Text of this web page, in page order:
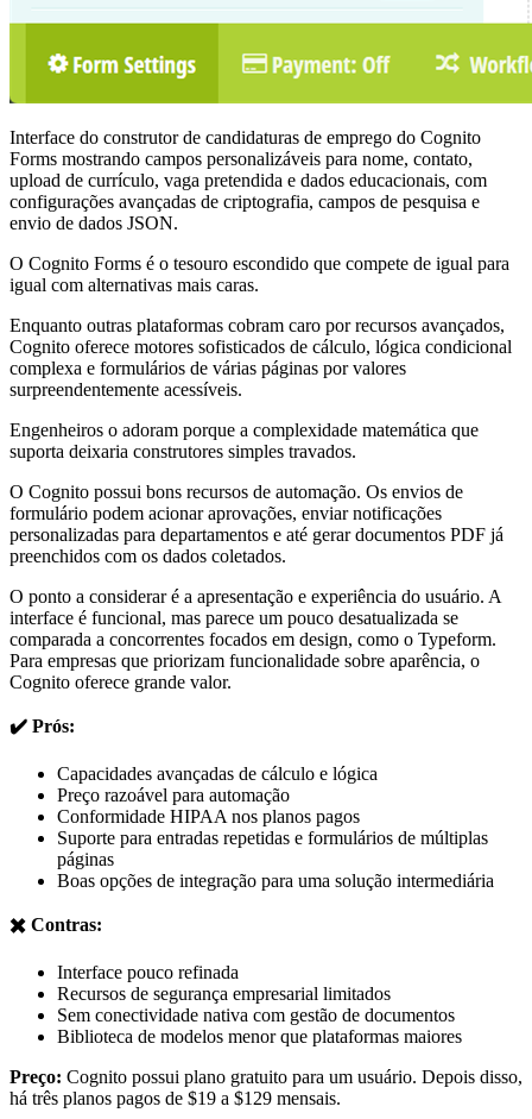
Interface do construtor de candidaturas de emprego do Cognito
Forms mostrando campos personalizáveis para nome, contato,
upload de currículo, vaga pretendida e dados educacionais, com
configurações avançadas de criptografia, campos de pesquisa e
envio de dados JSON.
O Cognito Forms é o tesouro escondido que compete de igual para
igual com alternativas mais caras.
Enquanto outras plataformas cobram caro por recursos avançados,
Cognito oferece motores sofisticados de cálculo, lógica condicional
complexa e formulários de várias páginas por valores
surpreendentemente acessíveis.
Engenheiros o adoram porque a complexidade matemática que
suporta deixaria construtores simples travados.
O Cognito possui bons recursos de automação. Os envios de
formulário podem acionar aprovações, enviar notificações
personalizadas para departamentos e até gerar documentos PDF já
preenchidos com os dados coletados.
O ponto a considerar é a apresentação e experiência do usuário. A
interface é funcional, mas parece um pouco desatualizada se
comparada a concorrentes focados em design, como o Typeform.
Para empresas que priorizam funcionalidade sobre aparência, o
Cognito oferece grande valor.
✔️ Prós:
Capacidades avançadas de cálculo e lógica
Preço razoável para automação
Conformidade HIPAA nos planos pagos
Suporte para entradas repetidas e formulários de múltiplas
páginas
Boas opções de integração para uma solução intermediária
✖️ Contras:
Interface pouco refinada
Recursos de segurança empresarial limitados
Sem conectividade nativa com gestão de documentos
Biblioteca de modelos menor que plataformas maiores
Preço: Cognito possui plano gratuito para um usuário. Depois disso,
há três planos pagos de $19 a $129 mensais.